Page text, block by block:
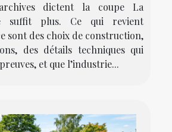
dictent la coupe La
suffit plus. Ce qui revient
sont des choix de construction,
des détails techniques qui
et que l’industrie...